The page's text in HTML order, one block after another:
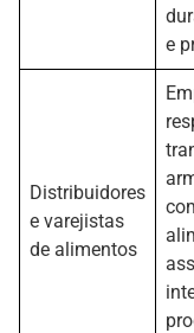
e
Distribuidores
e varejistas
de alimentos